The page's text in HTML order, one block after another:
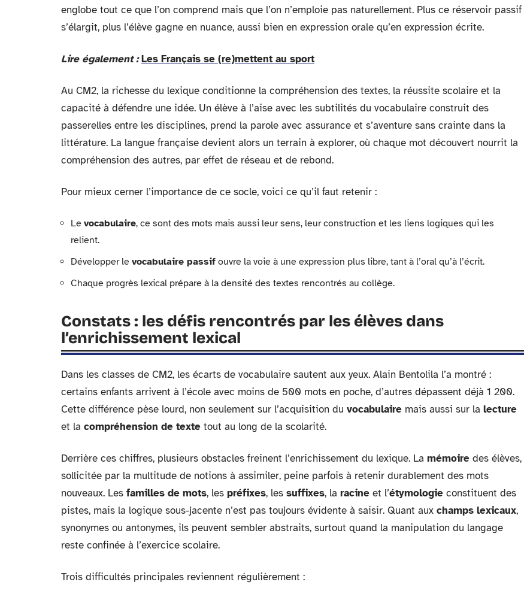
englobe tout ce que l’on comprend mais que l’on n’emploie pas naturellement. Plus ce réservoir passif
s’élargit, plus l’élève gagne en nuance, aussi bien en expression orale qu’en expression écrite.
Lire également : Les Français se (re)mettent au sport
Au CM2, la richesse du lexique conditionne la compréhension des textes, la réussite scolaire et la
capacité à défendre une idée. Un élève à l’aise avec les subtilités du vocabulaire construit des
passerelles entre les disciplines, prend la parole avec assurance et s’aventure sans crainte dans la
littérature. La langue française devient alors un terrain à explorer, où chaque mot découvert nourrit la
compréhension des autres, par effet de réseau et de rebond.
Pour mieux cerner l’importance de ce socle, voici ce qu’il faut retenir :
Le vocabulaire, ce sont des mots mais aussi leur sens, leur construction et les liens logiques qui les
relient.
Développer le vocabulaire passif ouvre la voie à une expression plus libre, tant à l’oral qu’à l’écrit.
Chaque progrès lexical prépare à la densité des textes rencontrés au collège.
Constats : les défis rencontrés par les élèves dans
l’enrichissement lexical
Dans les classes de CM2, les écarts de vocabulaire sautent aux yeux. Alain Bentolila l’a montré :
certains enfants arrivent à l’école avec moins de 500 mots en poche, d’autres dépassent déjà 1 200.
Cette différence pèse lourd, non seulement sur l’acquisition du vocabulaire mais aussi sur la lecture
et la compréhension de texte tout au long de la scolarité.
Derrière ces chiffres, plusieurs obstacles freinent l’enrichissement du lexique. La mémoire des élèves,
sollicitée par la multitude de notions à assimiler, peine parfois à retenir durablement des mots
nouveaux. Les familles de mots, les préfixes, les suffixes, la racine et l’étymologie constituent des
pistes, mais la logique sous-jacente n’est pas toujours évidente à saisir. Quant aux champs lexicaux,
synonymes ou antonymes, ils peuvent sembler abstraits, surtout quand la manipulation du langage
reste confinée à l’exercice scolaire.
Trois difficultés principales reviennent régulièrement :